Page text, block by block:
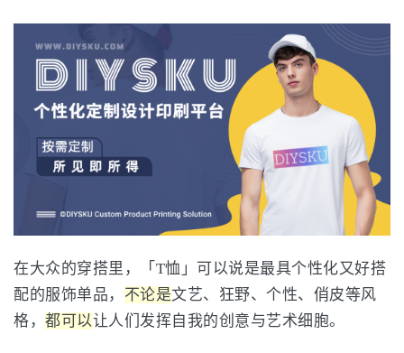
在大众的穿搭里，「T恤」可以说是最具个性化又好搭
配的服饰单品， 不论是文艺、狂野、个性、俏皮等风
格， 都可以让人们发挥自我的创意与艺术细胞。